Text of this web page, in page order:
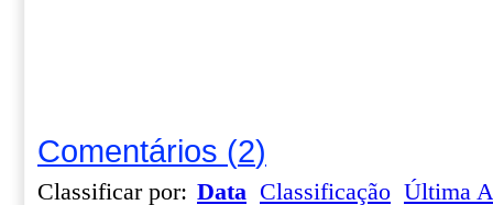
Comentários (2)
Classificar por: Data Classificação Última